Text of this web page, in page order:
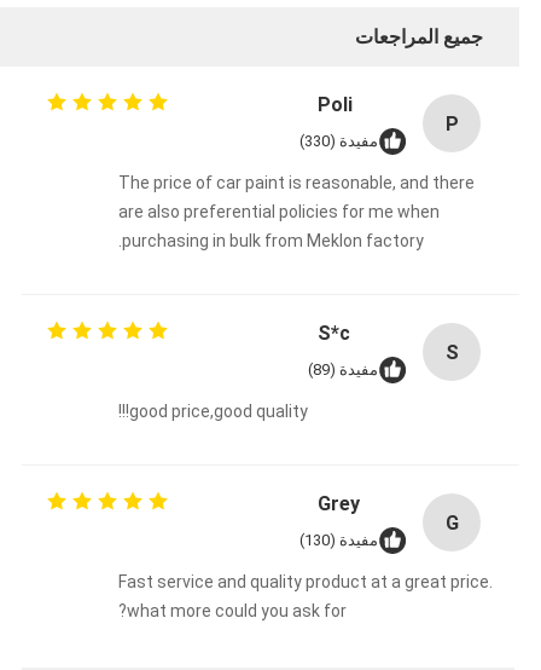
جميع المراجعات
P
Poli
مفيدة (330)
The price of car paint is reasonable, and there
are also preferential policies for me when
purchasing in bulk from Meklon factory.
S
S*c
مفيدة (89)
good price,good quality!!!
G
Grey
مفيدة (130)
Fast service and quality product at a great price.
what more could you ask for?